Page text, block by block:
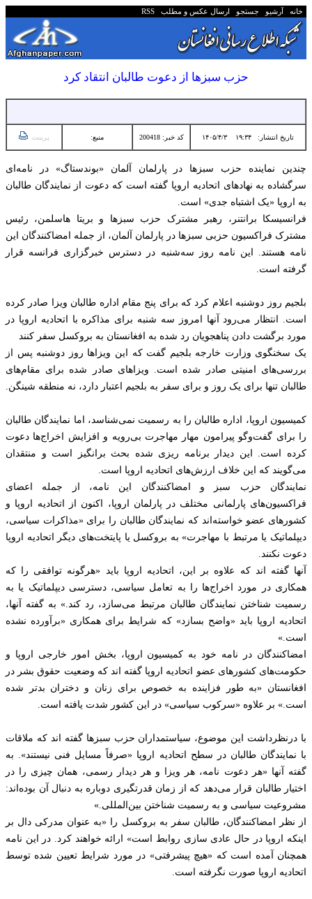
خانه آرشیو جستجو ارسال عکس و مطلب RSS
حزب سبزها از دعوت طالبان انتقاد کرد
تاریخ انتشار: ۱۹:۳۴ ۱۴۰۵/۴/۳ کد خبر: 200418 منبع: پرینت
چندین نماینده حزب سبزها در پارلمان آلمان «بوندستاگ» در نامه‌ای
سرگشاده به نهادهای اتحادیه اروپا گفته است که دعوت از نمایندگان طالبان
به اروپا «یک اشتباه جدی» است.
فرانسیسکا برانتنر، رهبر مشترک حزب سبزها و بریتا هاسلمن، رئیس
مشترک فراکسیون حزبی سبزها در پارلمان آلمان، از جمله امضاکنندگان این
نامه هستند. این نامه روز سه‌شنبه در دسترس خبرگزاری فرانسه قرار
گرفته است.
بلجیم روز دوشنبه اعلام کرد که برای پنج مقام اداره طالبان ویزا صادر کرده
است. انتظار می‌رود آنها امروز سه شنبه برای مذاکره با اتحادیه اروپا در
مورد برگشت دادن پناهجویان رد شده به افغانستان به بروکسل سفر کنند
یک سخنگوی وزارت خارجه بلجیم گفت که این ویزاها روز دوشنبه پس از
بررسی‌های امنیتی صادر شده است. ویزاهای صادر شده برای مقام‌های
طالبان تنها برای یک روز و برای سفر به بلجیم اعتبار دارد، نه منطقه شینگن.
کمیسیون اروپا، اداره طالبان را به رسمیت نمی‌شناسد، اما نمایندگان طالبان
را برای گفت‌وگو پیرامون مهار مهاجرت بی‌رویه و افزایش اخراج‌ها دعوت
کرده است. این دیدار برنامه ریزی شده بحث برانگیز است و منتقدان
می‌گویند که این خلاف ارزش‌های اتحادیه اروپا است.
نمایندگان حزب سبز و امضاکنندگان این نامه، از جمله اعضای
فراکسیون‌های پارلمانی مختلف در پارلمان اروپا، اکنون از اتحادیه اروپا و
کشورهای عضو خواسته‌اند که نمایندگان طالبان را برای «مذاکرات سیاسی،
دیپلماتیک یا مرتبط با مهاجرت» به بروکسل یا پایتخت‌های دیگر اتحادیه اروپا
دعوت نکنند.
آنها گفته اند که علاوه بر این، اتحادیه اروپا باید «هرگونه توافقی را که
همکاری در مورد اخراج‌ها را به تعامل سیاسی، دسترسی دیپلماتیک یا به
رسمیت شناختن نمایندگان طالبان مرتبط می‌سازد، رد کند.» به گفته آنها،
اتحادیه اروپا باید «واضح بسازد» که شرایط برای همکاری «برآورده نشده
است.»
امضاکنندگان در نامه خود به کمیسیون اروپا، بخش امور خارجی اروپا و
حکومت‌های کشورهای عضو اتحادیه اروپا گفته اند که وضعیت حقوق بشر در
افغانستان «به طور فزاینده به خصوص برای زنان و دختران بدتر شده
است.» بر علاوه «سرکوب سیاسی» در این کشور شدت یافته است.
با درنظرداشت این موضوع، سیاستمداران حزب سبزها گفته اند که ملاقات
با نمایندگان طالبان در سطح اتحادیه اروپا «صرفاً مسایل فنی نیستند». به
گفته آنها «هر دعوت نامه، هر ویزا و هر دیدار رسمی، همان چیزی را در
اختیار طالبان قرار می‌دهد که از زمان قدرتگیری دوباره به دنبال آن بوده‌اند:
مشروعیت سیاسی و به رسمیت شناختن بین‌المللی.»
از نظر امضاکنندگان، طالبان سفر به بروکسل را «به عنوان مدرکی دال بر
اینکه اروپا در حال عادی سازی روابط است» ارائه خواهند کرد. در این نامه
همچنان آمده است که «هیچ پیشرفتی» در مورد شرایط تعیین شده توسط
اتحادیه اروپا صورت نگرفته است.